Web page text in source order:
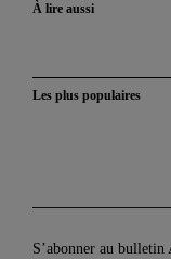
À lire aussi
Les plus populaires
S’abonner au